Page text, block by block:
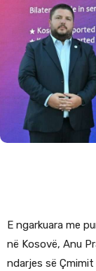
E ngarkuara me
në Kosovë, Anu
ndarjes së